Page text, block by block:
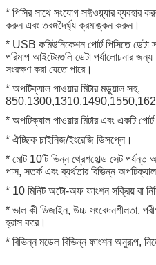
* পিসির সাথে সংযোগ সফ্টওয়্যার ব্যবহার
করুন এবং তরঙ্গদৈর্ঘ্য ক্রমাঙ্কন করুন।
* USB কমিউনিকেশন পোর্ট পিসিতে
পরিমাপ আইটেমগুলি ডেটা পর্যালোচনার
সংরক্ষণ করা যেতে পারে।
* অপটিক্যাল পাওয়ার মিটার মডুয়াল সহ,
* অপটিক্যাল পাওয়ার মিটার এবং একটি
* ঐচ্ছিক চাইনিজ/ইংরেজি ডিসপ্লে।
* মোট 10টি ভিন্ন থ্রেশহোল্ড সেট পর্যন্ত
পাস, সতর্ক এবং ব্যর্থতার বিভিন্ন
* 10 মিনিট অটো-অফ ফাংশন সক্রিয় বা
* ভাল কী ডিজাইন, উচ্চ সংবেদনশীলতা,
হ্রাস করে।
* বিভিন্ন মডেল বিভিন্ন ফাংশন অনুরূপ,